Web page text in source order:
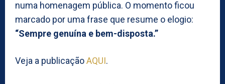
numa homenagem pública. O momento ficou
marcado por uma frase que resume o elogio:
“Sempre genuína e bem-disposta.”
Veja a publicaçãoAQUI.